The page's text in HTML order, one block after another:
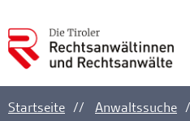
Ankerlink
Startseite Anwaltssuche